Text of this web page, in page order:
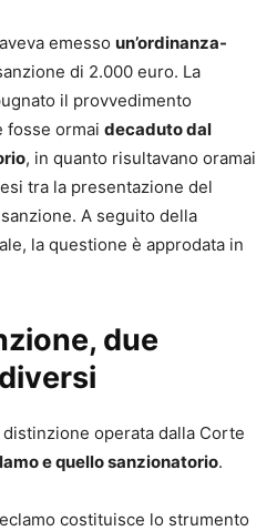
emesso un’ordinanza-
di 2.000 euro. La
il provvedimento
fosse ormai decaduto dal
, in quanto risultavano oramai
tra la presentazione del
A seguito della
la questione è approdata in
due
operata dalla Corte
e quello sanzionatorio.
costituisce lo strumento